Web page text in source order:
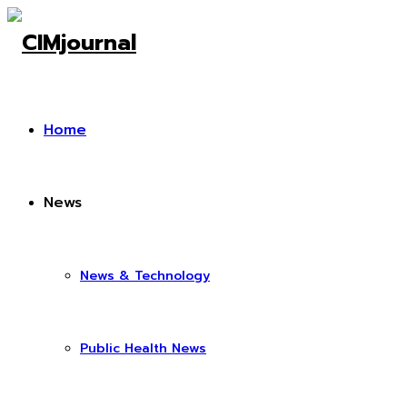
Home
News
News & Technology
Public Health News